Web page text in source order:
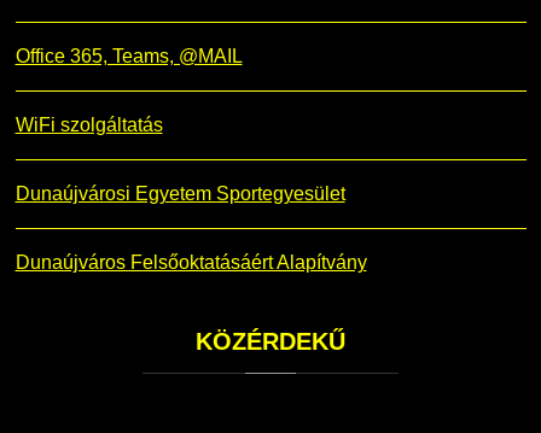
Office 365, Teams, @MAIL
WiFi szolgáltatás
Dunaújvárosi Egyetem Sportegyesület
Dunaújváros Felsőoktatásáért Alapítvány
KÖZÉRDEKŰ